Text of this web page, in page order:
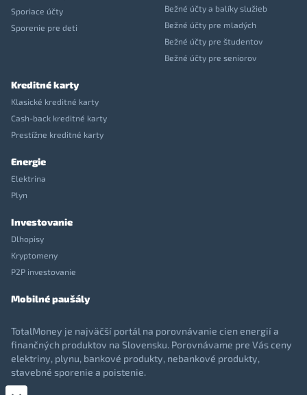
Sporiace účty
Sporenie pre deti
Bežné účty a balíky služieb
Bežné účty pre mladých
Bežné účty pre študentov
Bežné účty pre seniorov
Kreditné karty
Klasické kreditné karty
Cash-back kreditné karty
Prestížne kreditné karty
Energie
Elektrina
Plyn
Investovanie
Dlhopisy
Kryptomeny
P2P investovanie
Mobilné paušály
TotalMoney je najväčší portál na porovnávanie cien energií a
finančných produktov na Slovensku. Porovnávame pre Vás ceny
elektriny, plynu, bankové produkty, nebankové produkty,
stavebné sporenie a poistenie.